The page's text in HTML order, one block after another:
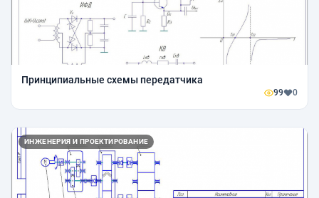
Принципиальные схемы передатчика
99 0
ИНЖЕНЕРИЯ И ПРОЕКТИРОВАНИЕ